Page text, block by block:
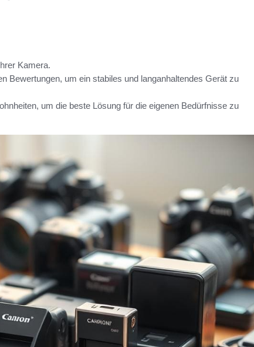
Kamera.
Bewertungen, um ein stabiles und langanhaltendes Gerät zu
um die beste Lösung für die eigenen Bedürfnisse zu